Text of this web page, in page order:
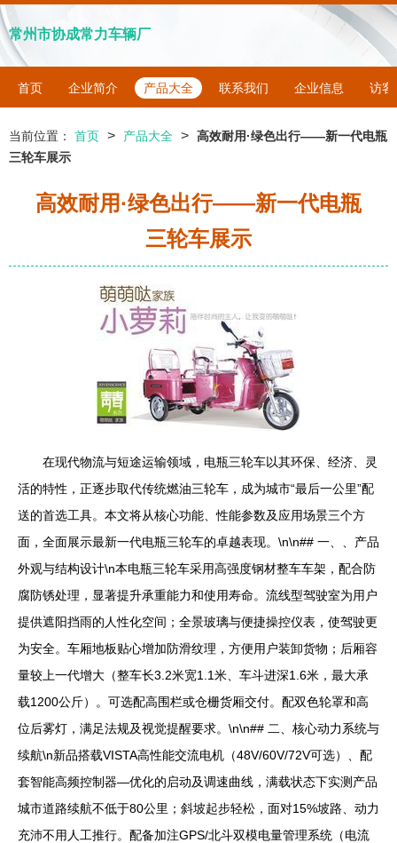
常州市协成常力车辆厂
首页 企业简介 产品大全 联系我们 企业信息 访客
当前位置： 首页 > 产品大全 > 高效耐用·绿色出行——新一代电瓶
三轮车展示
高效耐用·绿色出行——新一代电瓶
三轮车展示
在现代物流与短途运输领域，电瓶三轮车以其环保、经济、灵
活的特性，正逐步取代传统燃油三轮车，成为城市“最后一公里”配
送的首选工具。本文将从核心功能、性能参数及应用场景三个方
面，全面展示最新一代电瓶三轮车的卓越表现。\n\n## 一、、产品
外观与结构设计\n本电瓶三轮车采用高强度钢材整车车架，配合防
腐防锈处理，显著提升承重能力和使用寿命。流线型驾驶室为用户
提供遮阳挡雨的人性化空间；全景玻璃与便捷操控仪表，使驾驶更
为安全。车厢地板贴心增加防滑纹理，方便用户装卸货物；后厢容
量较上一代增大（整车长3.2米宽1.1米、车斗进深1.6米，最大承
载1200公斤）。可选配高围栏或仓栅货厢交付。配双色轮罩和高
位后雾灯，满足法规及视觉提醒要求。\n\n## 二、核心动力系统与
续航\n新品搭载VISTA高性能交流电机（48V/60V/72V可选）、配
套智能高频控制器—优化的启动及调速曲线，满载状态下实测产品
城市道路续航不低于80公里；斜坡起步轻松，面对15%坡路、动力
充沛不用人工推行。配备加注GPS/北斗双模电量管理系统（电流